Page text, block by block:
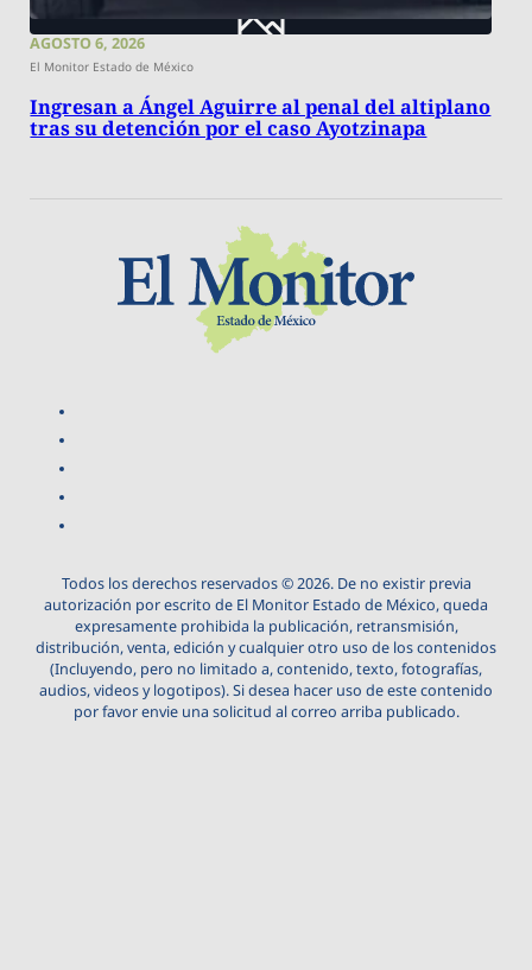
AGOSTO 6, 2026
El Monitor Estado de México
Ingresan a Ángel Aguirre al penal del altiplano
tras su detención por el caso Ayotzinapa
Todos los derechos reservados © 2026. De no existir previa
autorización por escrito de El Monitor Estado de México, queda
expresamente prohibida la publicación, retransmisión,
distribución, venta, edición y cualquier otro uso de los contenidos
(Incluyendo, pero no limitado a, contenido, texto, fotografías,
audios, videos y logotipos). Si desea hacer uso de este contenido
por favor envie una solicitud al correo arriba publicado.